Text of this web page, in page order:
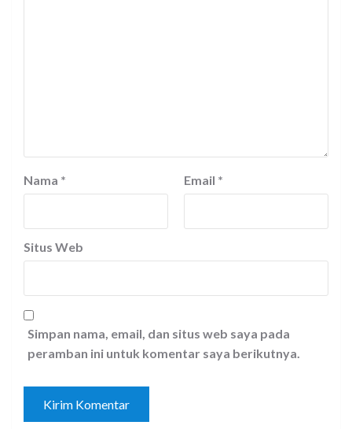
Nama * Email *
Situs Web
Simpan nama, email, dan situs web saya pada
peramban ini untuk komentar saya berikutnya.